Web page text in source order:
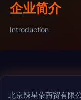
企业简介
Introduction
北京辣星朵商贸有限